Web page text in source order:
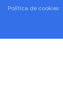
Política de cookies